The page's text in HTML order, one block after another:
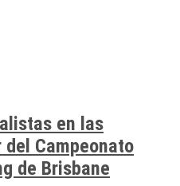
en las
Campeonato
de Brisbane